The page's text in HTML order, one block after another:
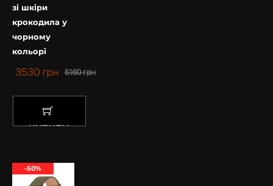
зі шкіри
крокодила у
чорному
кольорі
5160грн
3530 грн
КУПИТИ
-50%